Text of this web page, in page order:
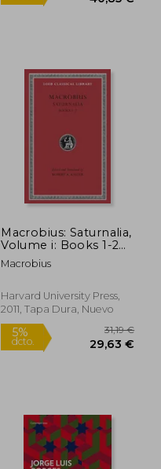
5%
dcto.
Macrobius: Saturnalia,
Volume i: Books 1-2
(Loeb Classical
Library) (en Inglés)
Macrobius
Harvard University Press,
2011, Tapa Dura, Nuevo